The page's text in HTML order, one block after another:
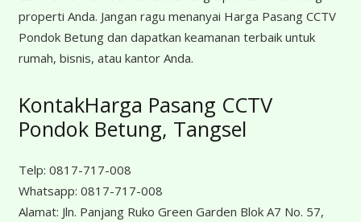
properti Anda. Jangan ragu menanyai Harga Pasang CCTV
Pondok Betung dan dapatkan keamanan terbaik untuk
rumah, bisnis, atau kantor Anda.
KontakHarga Pasang CCTV
Pondok Betung, Tangsel
Telp: 0817-717-008
Whatsapp: 0817-717-008
Alamat: Jln. Panjang Ruko Green Garden Blok A7 No. 57,